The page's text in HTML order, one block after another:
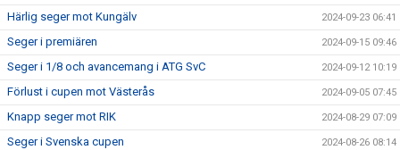
Härlig seger mot Kungälv 2024-09-23 06:41
Seger i premiären 2024-09-15 09:46
Seger i 1/8 och avancemang i ATG SvC 2024-09-12 10:19
Förlust i cupen mot Västerås 2024-09-05 07:45
Knapp seger mot RIK 2024-08-29 07:09
Seger i Svenska cupen 2024-08-26 08:14